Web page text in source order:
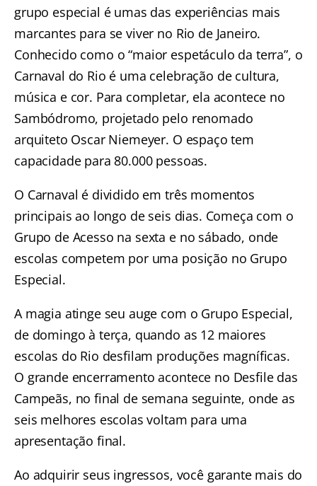
grupo especial é umas das experiências mais
marcantes para se viver no Rio de Janeiro.
Conhecido como o “maior espetáculo da terra”, o
Carnaval do Rio é uma celebração de cultura,
música e cor. Para completar, ela acontece no
Sambódromo, projetado pelo renomado
arquiteto Oscar Niemeyer. O espaço tem
capacidade para 80.000 pessoas.
O Carnaval é dividido em três momentos
principais ao longo de seis dias. Começa com o
Grupo de Acesso na sexta e no sábado, onde
escolas competem por uma posição no Grupo
Especial.
A magia atinge seu auge com o Grupo Especial,
de domingo à terça, quando as 12 maiores
escolas do Rio desfilam produções magníficas.
O grande encerramento acontece no Desfile das
Campeãs, no final de semana seguinte, onde as
seis melhores escolas voltam para uma
apresentação final.
Ao adquirir seus ingressos, você garante mais do